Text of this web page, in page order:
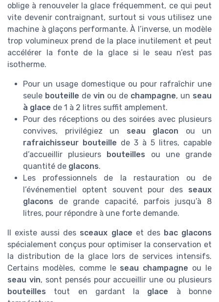
oblige à renouveler la glace fréquemment, ce qui peut
vite devenir contraignant, surtout si vous utilisez une
machine à glaçons performante. À l’inverse, un modèle
trop volumineux prend de la place inutilement et peut
accélérer la fonte de la glace si le seau n’est pas
isotherme.
Pour un usage domestique ou pour rafraîchir une
seule bouteille de vin ou de champagne, un seau
à glace de 1 à 2 litres suffit amplement.
Pour des réceptions ou des soirées avec plusieurs
convives, privilégiez un seau glacon ou un
rafraichisseur bouteille de 3 à 5 litres, capable
d’accueillir plusieurs bouteilles ou une grande
quantité de glacons.
Les professionnels de la restauration ou de
l’événementiel optent souvent pour des seaux
glacons de grande capacité, parfois jusqu’à 8
litres, pour répondre à une forte demande.
Il existe aussi des sceaux glace et des bac glacons
spécialement conçus pour optimiser la conservation et
la distribution de la glace lors de services intensifs.
Certains modèles, comme le seau champagne ou le
seau vin, sont pensés pour accueillir une ou plusieurs
bouteilles tout en gardant la glace à bonne